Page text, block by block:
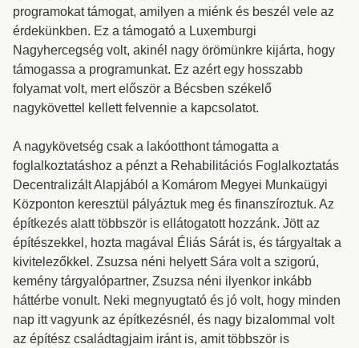
programokat támogat, amilyen a miénk és beszél vele az
érdekünkben. Ez a támogató a Luxemburgi
Nagyhercegség volt, akinél nagy örömünkre kijárta, hogy
támogassa a programunkat. Ez azért egy hosszabb
folyamat volt, mert először a Bécsben székelő
nagykövettel kellett felvennie a kapcsolatot.
A nagykövetség csak a lakóotthont támogatta a
foglalkoztatáshoz a pénzt a Rehabilitációs Foglalkoztatás
Decentralizált Alapjából a Komárom Megyei Munkaügyi
Központon keresztül pályáztuk meg és finanszíroztuk. Az
építkezés alatt többször is ellátogatott hozzánk. Jött az
építészekkel, hozta magával Éliás Sárát is, és tárgyaltak a
kivitelezőkkel. Zsuzsa néni helyett Sára volt a szigorú,
kemény tárgyalópartner, Zsuzsa néni ilyenkor inkább
háttérbe vonult. Neki megnyugtató és jó volt, hogy minden
nap itt vagyunk az építkezésnél, és nagy bizalommal volt
az építész családtagjaim iránt is, amit többször is